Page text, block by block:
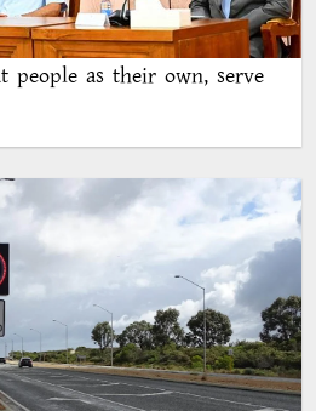
people as their own, serve